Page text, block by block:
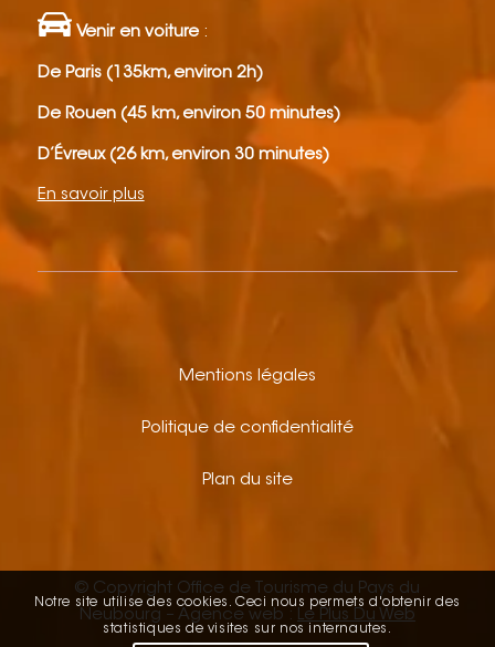
Venir en voiture:
De Paris (135km, environ 2h)
De Rouen (45 km, environ 50 minutes)
D’Évreux (26 km, environ 30 minutes)
En savoir plus
Mentions légales
Politique de confidentialité
Plan du site
© Copyright Office de Tourisme du Pays du
Neubourg – Agence web : Le Plus Du Web
Notre site utilise des cookies. Ceci nous permets d'obtenir des
statistiques de visites sur nos internautes.